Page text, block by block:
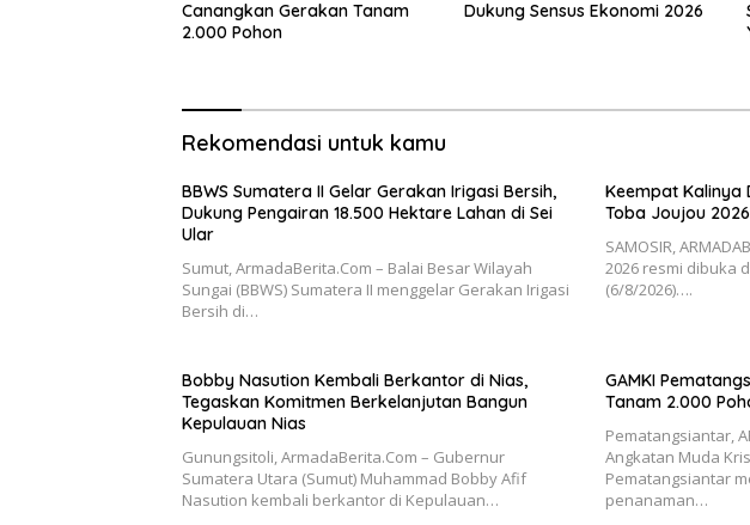
Canangkan Gerakan Tanam
2.000 Pohon
Dukung Sensus Ekonomi 2026
Rekomendasi untuk kamu
BBWS Sumatera II Gelar Gerakan Irigasi Bersih,
Dukung Pengairan 18.500 Hektare Lahan di Sei
Ular
Sumut, ArmadaBerita.Com – Balai Besar Wilayah
Sungai (BBWS) Sumatera II menggelar Gerakan Irigasi
Bersih di…
Keempat Kalinya
Toba Joujou
SAMOSIR,
2026 resmi dibuka
(6/8/2026)….
Bobby Nasution Kembali Berkantor di Nias,
Tegaskan Komitmen Berkelanjutan Bangun
Kepulauan Nias
Gunungsitoli, ArmadaBerita.Com – Gubernur
Sumatera Utara (Sumut) Muhammad Bobby Afif
Nasution kembali berkantor di Kepulauan…
GAMKI
Tanam 2.000
Pematangsiantar,
Angkatan Muda
Pematangsiantar
penanaman…